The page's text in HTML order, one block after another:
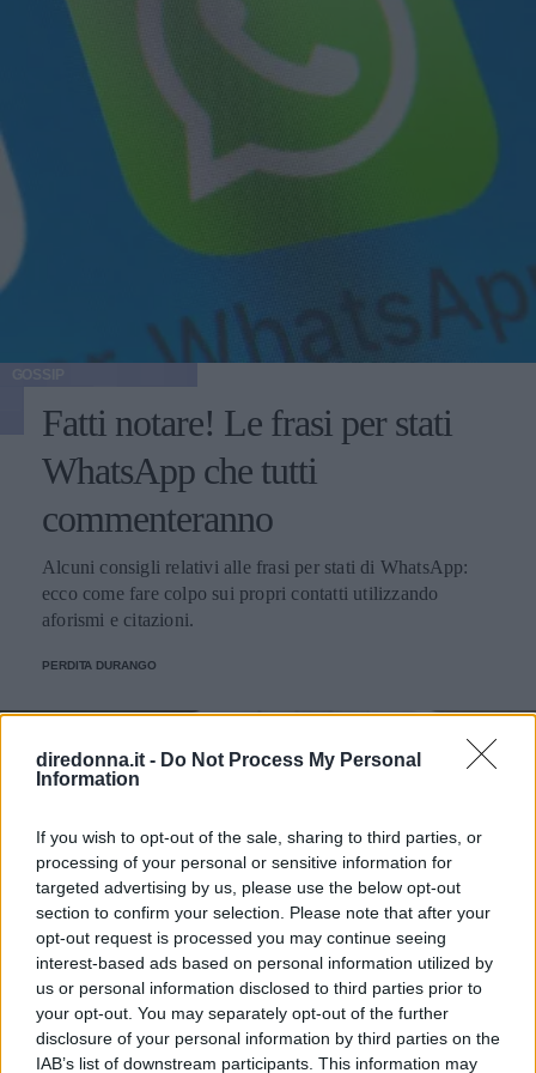
diredonna.it - Do Not Process My Personal
Information
If you wish to opt-out of the sale, sharing to third parties, or
processing of your personal or sensitive information for
targeted advertising by us, please use the below opt-out
section to confirm your selection. Please note that after your
opt-out request is processed you may continue seeing
interest-based ads based on personal information utilized by
us or personal information disclosed to third parties prior to
your opt-out. You may separately opt-out of the further
disclosure of your personal information by third parties on the
IAB’s list of downstream participants. This information may
Fatti notare! Le frasi per stati
WhatsApp che tutti
commenteranno
Alcuni consigli relativi alle frasi per stati di WhatsApp:
ecco come fare colpo sui propri contatti utilizzando
aforismi e citazioni.
PERDITA DURANGO